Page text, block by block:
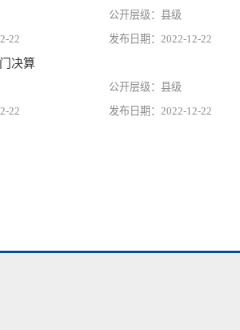
县级
22
2022-12-22
决算
县级
22
2022-12-22